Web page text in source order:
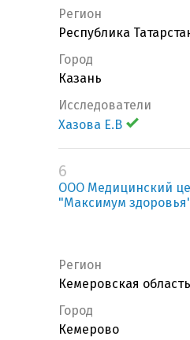
Регион
Республика
Город
Казань
Исследователи
Хазова Е.В
6
ООО Медицинский
"Максимум
Регион
Кемеровская область
Город
Кемерово